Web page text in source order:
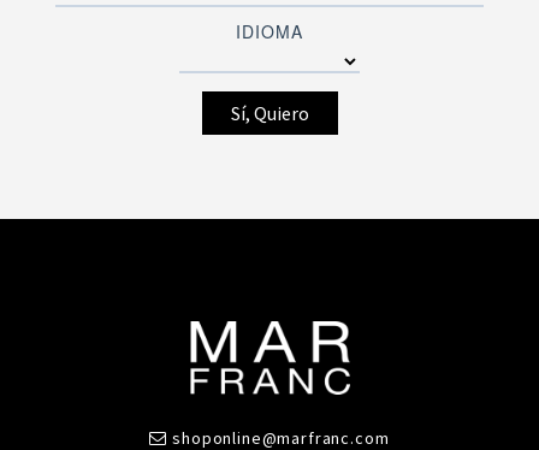
IDIOMA
shoponline@marfranc.com